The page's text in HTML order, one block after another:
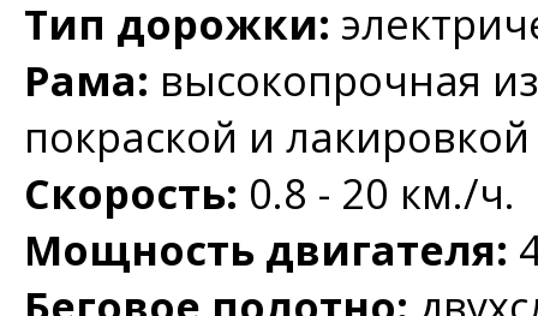
Тип дорожки:
Рама: высокопрочная
покраской и лакировкой
Скорость: 0.8 - 20 км./ч.
Мощность двигателя: